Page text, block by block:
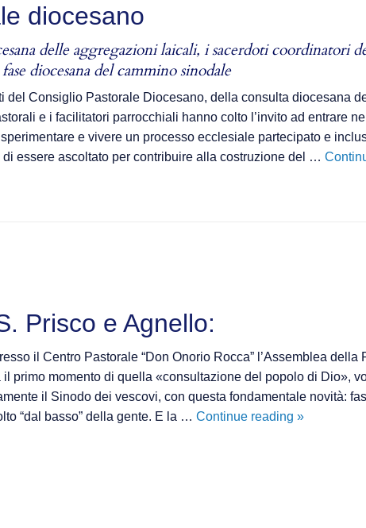
diocesano
delle aggregazioni laicali, i sacerdoti coordinatori
diocesana del cammino sinodale
del Consiglio Pastorale Diocesano, della consulta diocesana
e i facilitatori parrocchiali hanno colto l’invito ad entrare
e vivere un processo ecclesiale partecipato e
essere ascoltato per contribuire alla costruzione del …
Prisco e Agnello:
il Centro Pastorale “Don Onorio Rocca” l’Assemblea della
il primo momento di quella «consultazione del popolo di Dio»,
il Sinodo dei vescovi, con questa fondamentale novità:
“dal basso” della gente. E la … Continue reading Assemblea
»